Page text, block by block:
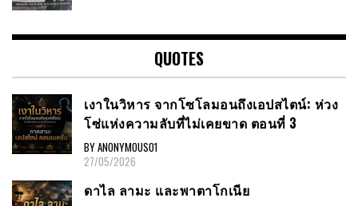
QUOTES
เงาในวิหาร จากโซโลมอนถึงเอปสไตน์: ห่วง
โซ่แห่งความลับที่ไม่เคยขาด ตอนที่ 3
BY ANONYMOUS01
27/05/2026
ดาไล ลามะ และพาตาโกเนีย